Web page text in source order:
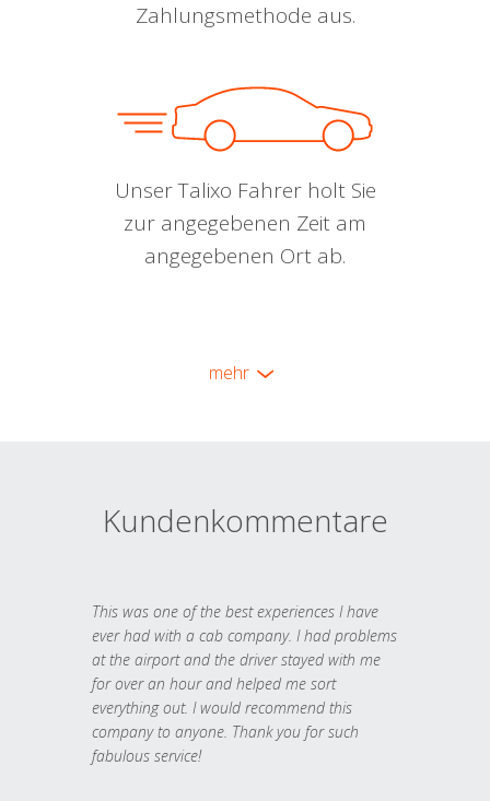
Zahlungsmethode aus.
Unser Talixo Fahrer holt Sie
zur angegebenen Zeit am
angegebenen Ort ab.
mehr
Kundenkommentare
This was one of the best experiences I have
ever had with a cab company. I had problems
at the airport and the driver stayed with me
for over an hour and helped me sort
everything out. I would recommend this
company to anyone. Thank you for such
fabulous service!